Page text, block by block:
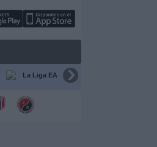
La Liga EA Sports